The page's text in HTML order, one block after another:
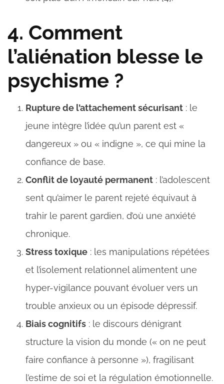
4. Comment
l’aliénation blesse le
psychisme ?
Rupture de l’attachement sécurisant : le
jeune intègre l’idée qu’un parent est «
dangereux » ou « indigne », ce qui mine la
confiance de base.
Conflit de loyauté permanent : l’adolescent
sent qu’aimer le parent rejeté équivaut à
trahir le parent gardien, d’où une anxiété
chronique.
Stress toxique : les manipulations répétées
et l’isolement relationnel alimentent une
hyper-vigilance pouvant évoluer vers un
trouble anxieux ou un épisode dépressif.
Biais cognitifs : le discours dénigrant
structure la vision du monde (« on ne peut
faire confiance à personne »), fragilisant
l’estime de soi et la régulation émotionnelle.